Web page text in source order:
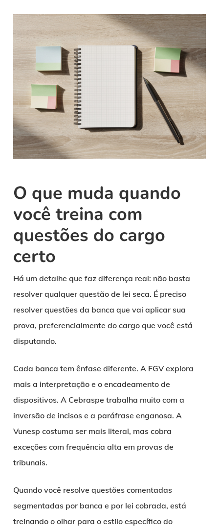
O que muda quando
você treina com
questões do cargo
certo
Há um detalhe que faz diferença real: não basta
resolver qualquer questão de lei seca. É preciso
resolver questões da banca que vai aplicar sua
prova, preferencialmente do cargo que você está
disputando.
Cada banca tem ênfase diferente. A FGV explora
mais a interpretação e o encadeamento de
dispositivos. A Cebraspe trabalha muito com a
inversão de incisos e a paráfrase enganosa. A
Vunesp costuma ser mais literal, mas cobra
exceções com frequência alta em provas de
tribunais.
Quando você resolve questões comentadas
segmentadas por banca e por lei cobrada, está
treinando o olhar para o estilo específico do